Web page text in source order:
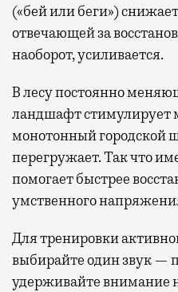
(«бей или беги»)
отвечающей за
наоборот, усиливается.
В лесу постоянно
ландшафт стимулирует
монотонный городской
перегружает. Так что
помогает быстрее
умственного
Для тренировки
выбирайте один звук —
удерживайте внимание